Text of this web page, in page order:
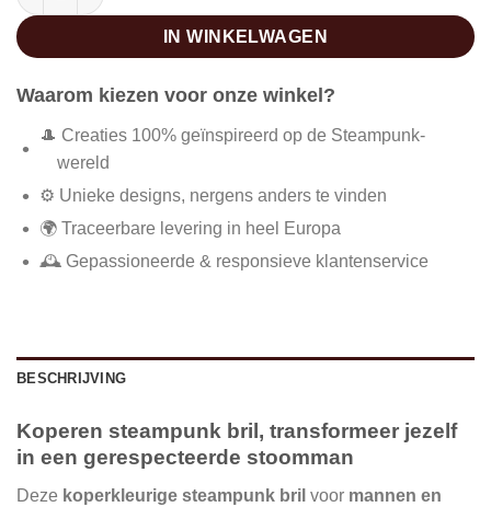
IN WINKELWAGEN
Waarom kiezen voor onze winkel?
🎩 Creaties 100% geïnspireerd op de Steampunk-
wereld
⚙️ Unieke designs, nergens anders te vinden
🌍 Traceerbare levering in heel Europa
🕰️ Gepassioneerde & responsieve klantenservice
BESCHRIJVING
Koperen steampunk bril, transformeer jezelf
in een gerespecteerde stoomman
Deze koperkleurige steampunk bril voor mannen en